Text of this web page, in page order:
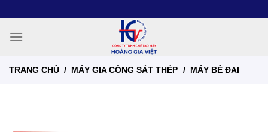
nội
TRANG CHỦ / MÁY GIA CÔNG SẮT THÉP / MÁY BẺ ĐAI